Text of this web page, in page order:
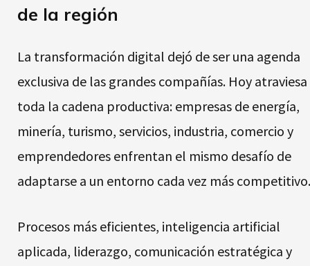
de la región
La transformación digital dejó de ser una agenda
exclusiva de las grandes compañías. Hoy atraviesa
toda la cadena productiva: empresas de energía,
minería, turismo, servicios, industria, comercio y
emprendedores enfrentan el mismo desafío de
adaptarse a un entorno cada vez más competitivo.
Procesos más eficientes, inteligencia artificial
aplicada, liderazgo, comunicación estratégica y